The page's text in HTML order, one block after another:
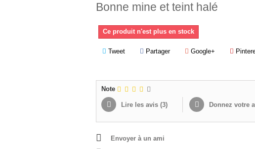
Bonne mine et teint halé
Ce produit n'est plus en stock
Tweet Partager Google+
Note
Lire les avis (3) Donnez votre
Envoyer à un ami